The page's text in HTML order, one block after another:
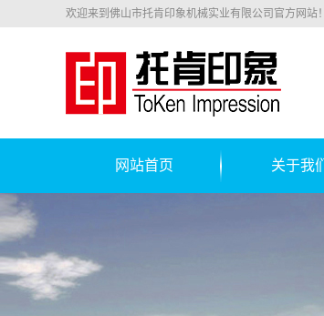
欢迎来到佛山市托肯印象机械实业有限公司官方网站！
网站首页 关于我们